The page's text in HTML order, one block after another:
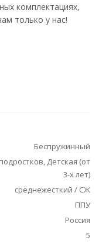
комплектациях,
только у нас!
Беспружинный
Детская (от
3-х лет)
среднежесткий / СЖ
ППУ
Россия
5